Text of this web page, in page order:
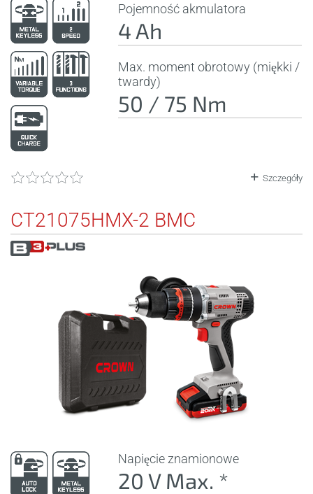
Pojemność akmulatora
4 Ah
Max. moment obrotowy (miękki /
twardy)
50 / 75 Nm
Szczegóły
CT21075HMX-2 BMC
Napięcie znamionowe
20 V Max. *